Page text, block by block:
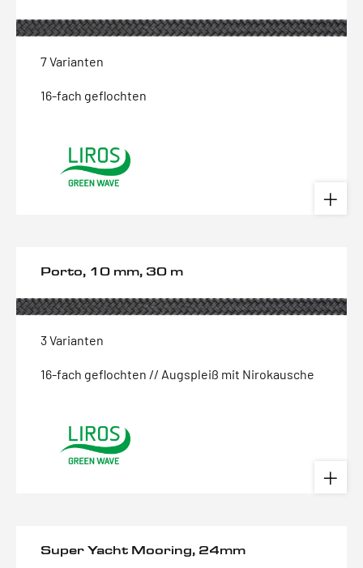
7 Varianten
16-fach geflochten
Porto, 10 mm, 30 m
3 Varianten
16-fach geflochten // Augspleiß mit Nirokausche
Super Yacht Mooring, 24mm